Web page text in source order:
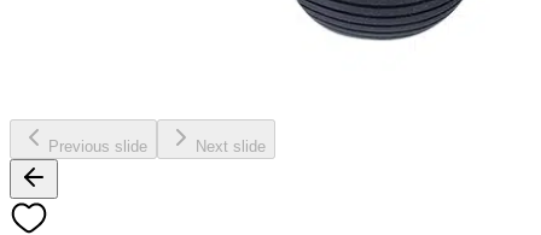
Previous slide Next slide